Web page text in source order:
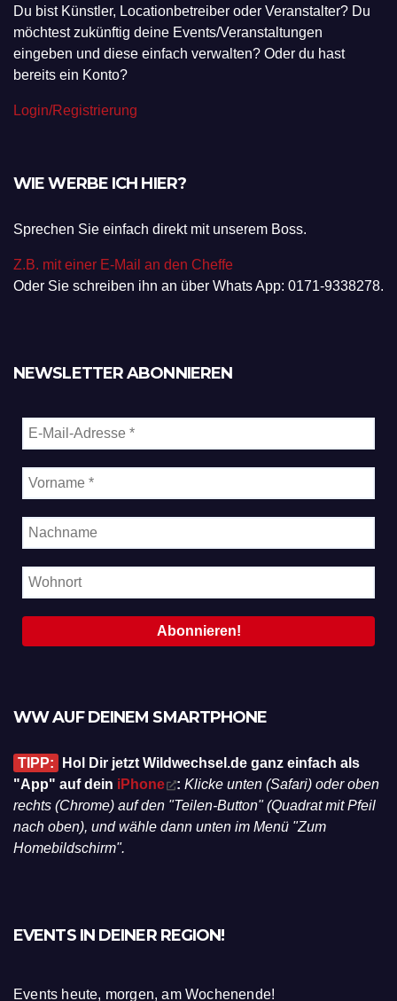
Du bist Künstler, Locationbetreiber oder Veranstalter? Du
möchtest zukünftig deine Events/Veranstaltungen
eingeben und diese einfach verwalten? Oder du hast
bereits ein Konto?
Login/Registrierung
WIE WERBE ICH HIER?
Sprechen Sie einfach direkt mit unserem Boss.
Z.B. mit einer E-Mail an den Cheffe
Oder Sie schreiben ihn an über Whats App: 0171-9338278.
NEWSLETTER ABONNIEREN
WW AUF DEINEM SMARTPHONE
TIPP:
Hol Dir jetzt Wildwechsel.de ganz einfach als
"App" auf dein iPhone : Klicke unten (Safari) oder oben
rechts (Chrome) auf den "Teilen-Button" (Quadrat mit Pfeil
nach oben), und wähle dann unten im Menü "Zum
Homebildschirm".
EVENTS IN DEINER REGION!
Events heute, morgen, am Wochenende!